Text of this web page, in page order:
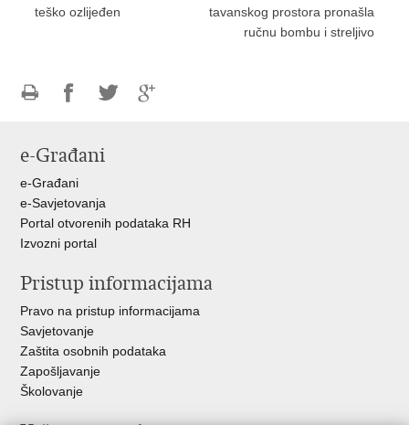
teško ozlijeđen
tavanskog prostora pronašla
ručnu bombu i streljivo
FacebookuTwitteru
e-Građani
e-Građani
e-Savjetovanja
Portal otvorenih podataka RH
Izvozni portal
Pristup informacijama
Pravo na pristup informacijama
Savjetovanje
Zaštita osobnih podataka
Zapošljavanje
Školovanje